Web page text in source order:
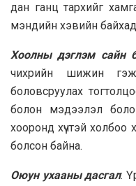
дан ганц тархийг
мэндийн хэвийн
Хоолны дэглэм сайн
чихрийн шижин
боловсруулах
болон мэдээлэл
хооронд хүчтэй холбоо
болсон байна.
Оюун ухааны дасгал: